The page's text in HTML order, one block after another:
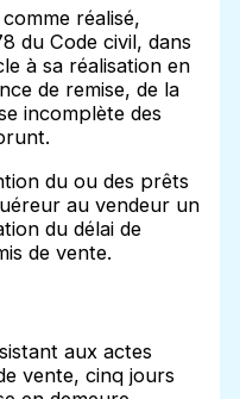
réalisé,
du Code civil, dans
à sa réalisation en
de remise, de la
incomplète des
du ou des prêts
au vendeur un
du délai de
de vente.
aux actes
vente, cinq jours